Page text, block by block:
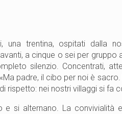
una trentina, ospitati dalla
a cinque o sei per gruppo
silenzio. Concentrati,
padre, il cibo per noi è
rispetto: nei nostri villaggi si fa
e si alternano. La convivialità